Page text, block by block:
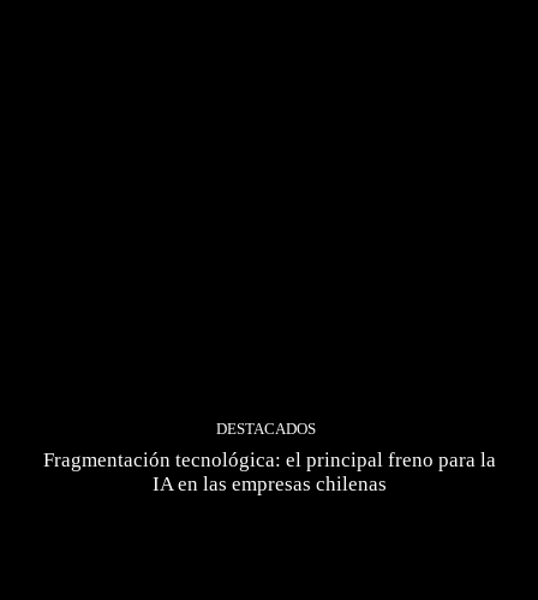
DESTACADOS
Fragmentación tecnológica: el principal freno para la
IA en las empresas chilenas